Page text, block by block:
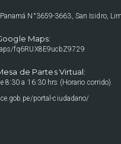
N°3659-3663, San Isidro,
Maps:
fq6RUX8E9ucbZ9729
de Partes Virtual:
8:30 a 16:30 hrs (Horario corrido).
portal-ciudadano/